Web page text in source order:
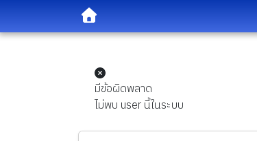
มีข้อผิดพลาด
ไม่พบ user นี้ในระบบ